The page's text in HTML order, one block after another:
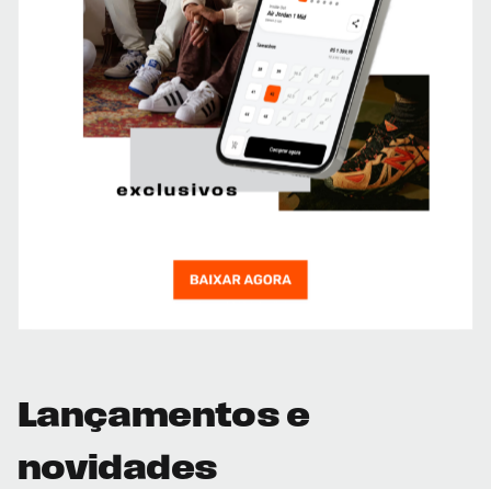
Lançamentos e
novidades